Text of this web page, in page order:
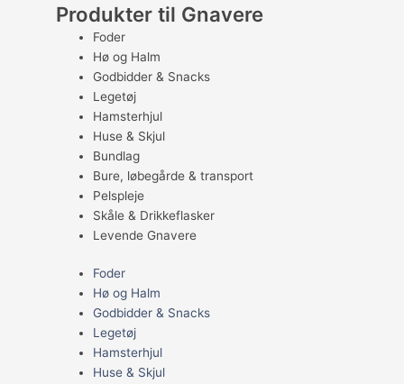
Produkter til Gnavere
Foder
Hø og Halm
Godbidder & Snacks
Legetøj
Hamsterhjul
Huse & Skjul
Bundlag
Bure, løbegårde & transport
Pelspleje
Skåle & Drikkeflasker
Levende Gnavere
Foder
Hø og Halm
Godbidder & Snacks
Legetøj
Hamsterhjul
Huse & Skjul